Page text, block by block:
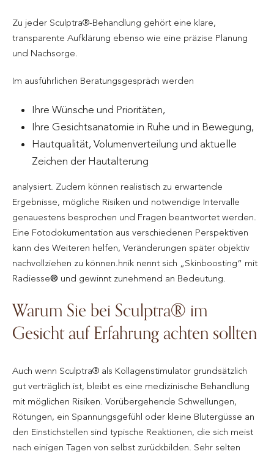
Zu jeder Sculptra®-Behandlung gehört eine klare,
transparente Aufklärung ebenso wie eine präzise Planung
und Nachsorge.
Im ausführlichen Beratungsgespräch werden
Ihre Wünsche und Prioritäten,
Ihre Gesichtsanatomie in Ruhe und in Bewegung,
Hautqualität, Volumenverteilung und aktuelle
Zeichen der Hautalterung
analysiert. Zudem können realistisch zu erwartende
Ergebnisse, mögliche Risiken und notwendige Intervalle
genauestens besprochen und Fragen beantwortet werden.
Eine Fotodokumentation aus verschiedenen Perspektiven
kann des Weiteren helfen, Veränderungen später objektiv
nachvollziehen zu können.hnik nennt sich „Skinboosting“ mit
Radiesse® und gewinnt zunehmend an Bedeutung.
Warum Sie bei Sculptra® im
Gesicht auf Erfahrung achten sollten
Auch wenn Sculptra® als Kollagenstimulator grundsätzlich
gut verträglich ist, bleibt es eine medizinische Behandlung
mit möglichen Risiken. Vorübergehende Schwellungen,
Rötungen, ein Spannungsgefühl oder kleine Blutergüsse an
den Einstichstellen sind typische Reaktionen, die sich meist
nach einigen Tagen von selbst zurückbilden. Sehr selten